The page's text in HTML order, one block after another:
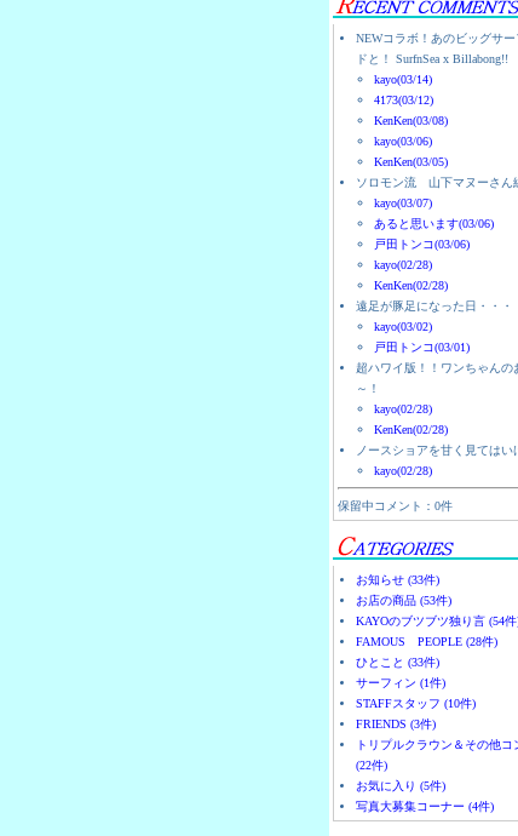
NEWコラボ！あのビッグサー
ドと！ SurfnSea x Billabong!!
kayo(03/14)
4173(03/12)
KenKen(03/08)
kayo(03/06)
KenKen(03/05)
ソロモン流 山下マヌーさん
kayo(03/07)
あると思います(03/06)
戸田トンコ(03/06)
kayo(02/28)
KenKen(02/28)
遠足が豚足になった日・・・
kayo(03/02)
戸田トンコ(03/01)
超ハワイ版！！ワンちゃんの
～！
kayo(02/28)
KenKen(02/28)
ノースショアを甘く見てはい
kayo(02/28)
保留中コメント：0件
お知らせ (33件)
お店の商品 (53件)
KAYOのブツブツ独り言 (54
FAMOUS PEOPLE (28件)
ひとこと (33件)
サーフィン (1件)
STAFFスタッフ (10件)
FRIENDS (3件)
トリプルクラウン＆その他コ
(22件)
お気に入り (5件)
写真大募集コーナー (4件)